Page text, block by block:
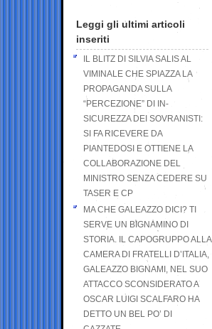
Leggi gli ultimi articoli
inseriti
IL BLITZ DI SILVIA SALIS AL
VIMINALE CHE SPIAZZA LA
PROPAGANDA SULLA
“PERCEZIONE” DI IN-
SICUREZZA DEI SOVRANISTI:
SI FA RICEVERE DA
PIANTEDOSI E OTTIENE LA
COLLABORAZIONE DEL
MINISTRO SENZA CEDERE SU
TASER E CP
MA CHE GALEAZZO DICI? TI
SERVE UN BIGNAMINO DI
STORIA. IL CAPOGRUPPO ALLA
CAMERA DI FRATELLI D’ITALIA,
GALEAZZO BIGNAMI, NEL SUO
ATTACCO SCONSIDERATO A
OSCAR LUIGI SCALFARO HA
DETTO UN BEL PO’ DI